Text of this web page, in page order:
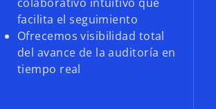
facilita el seguimiento
Ofrecemos visibilidad total
del avance de la auditoría en
tiempo real